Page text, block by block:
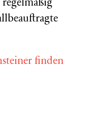
regelmäßig
finden